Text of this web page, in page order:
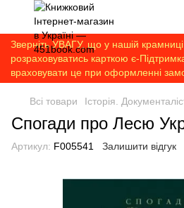
Зверніть УВАГУ, що у нашій
розраховуватись карткою є-
враховувати це при оформленні
Всі товари Історія.
Спогади про Лесю
Артикул: F005541 Залишити відгук